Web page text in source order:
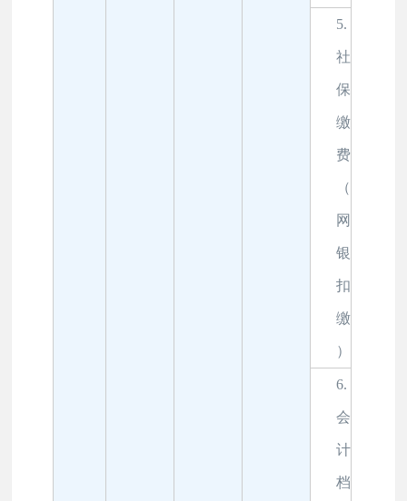
5.
社
保
缴
费
（
网
银
扣
缴
）
6.
会
计
档